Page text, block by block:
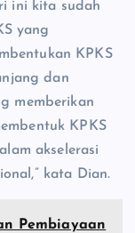
ini kita sudah
yang
KPKS
dan
memberikan
KPKS
akselerasi
kata Dian.
Pembiayaan